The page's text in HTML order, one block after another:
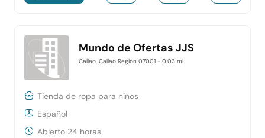
Mundo de Ofertas JJS
Callao, Callao Region 07001 - 0.03 mi.
Tienda de ropa para niños
Español
Abierto 24 horas